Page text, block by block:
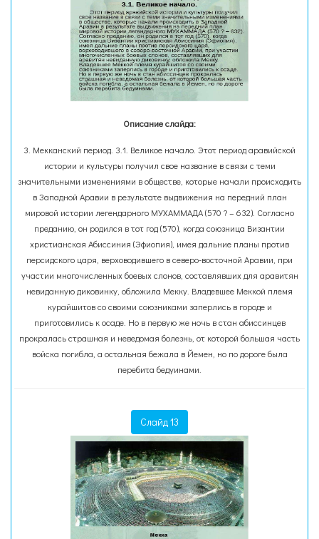
Описание слайда:
3. Мекканский период. 3.1. Великое начало. Этот период аравийской
истории и культуры получил свое название в связи с теми
значительными изменениями в обществе, которые начали происходить
в Западной Аравии в результате выдвижения на передний план
мировой истории легендарного МУХАММАДА (570 ? – 632). Согласно
преданию, он родился в тот год (570), когда союзница Византии
христианская Абиссиния (Эфиопия), имея дальние планы против
персидского царя, верховодившего в северо-восточной Аравии, при
участии многочисленных боевых слонов, составлявших для аравитян
невиданную диковинку, обложила Мекку. Владевшее Меккой племя
курайшитов со своими союзниками заперлись в городе и
приготовились к осаде. Но в первую же ночь в стан абиссинцев
прокралась страшная и неведомая болезнь, от которой большая часть
войска погибла, а остальная бежала в Йемен, но по дороге была
перебита бедуинами.
Слайд 13